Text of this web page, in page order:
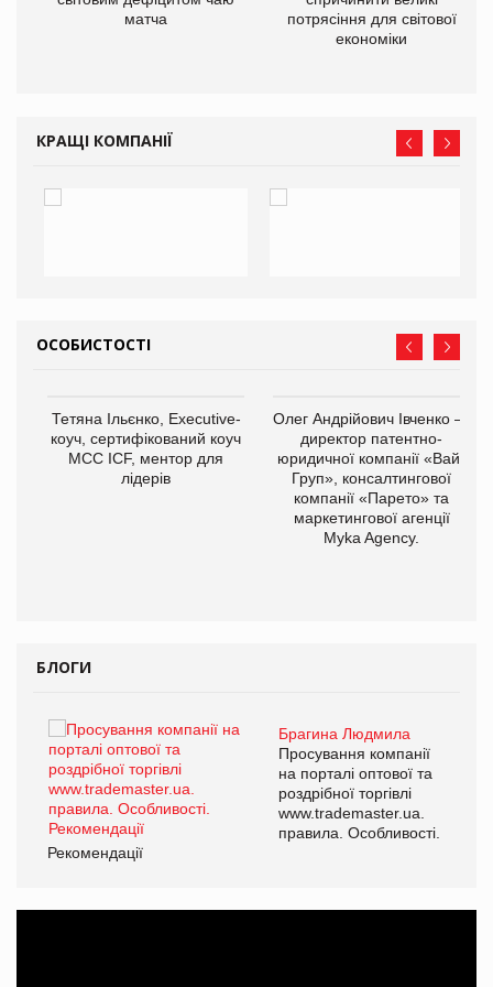
матча
потрясіння для світової
економіки
КРАЩІ КОМПАНІЇ
ОСОБИСТОСТІ
Тетяна Ільєнко, Executive-
коуч, сертифікований коуч
МСС ICF, ментор для
лідерів
Олег Андрійович Івченко —
директор патентно-
юридичної компанії «Вайз
Груп», консалтингової
компанії «Парето» та
маркетингової агенції
Myka Agency.
БЛОГИ
Брагина Людмила
Просування компанії
на порталі оптової та
роздрібної торгівлі
www.trademaster.ua.
правила. Особливості.
Рекомендації